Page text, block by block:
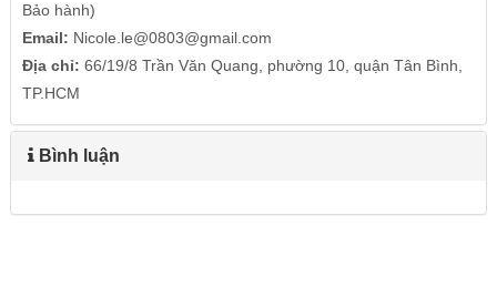
Bảo hành)
Email: Nicole.le@0803@gmail.com
Địa chỉ: 66/19/8 Trần Văn Quang, phường 10, quận Tân Bình,
TP.HCM
Bình luận